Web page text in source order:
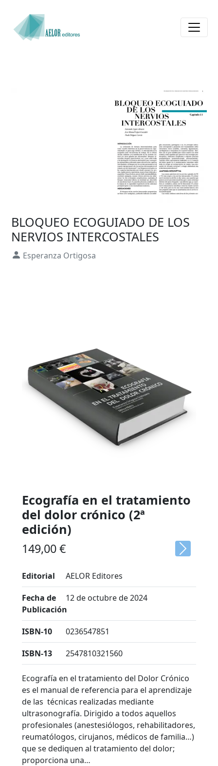
BLOQUEO ECOGUIADO DE LOS
NERVIOS INTERCOSTALES
Esperanza Ortigosa
Ecografía en el tratamiento
del dolor crónico (2ª
edición)
149,00€
Editorial AELOR Editores
Fecha de
Publicación
12 de octubre de 2024
ISBN-10 0236547851
ISBN-13 2547810321560
Ecografía en el tratamiento del Dolor Crónico
es el manual de referencia para el aprendizaje
de las técnicas realizadas mediante
ultrasonografía. Dirigido a todos aquellos
profesionales (anestesiólogos, rehabilitadores,
reumatólogos, cirujanos, médicos de familia…)
que se dediquen al tratamiento del dolor;
proporciona una…
Next